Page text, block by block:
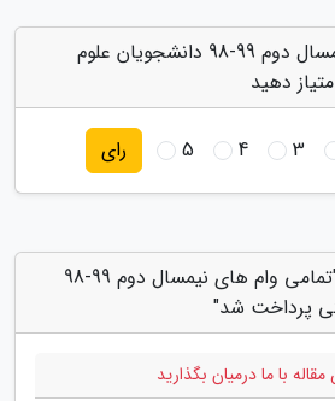
به "تمامی وام های نیمسال دوم 99-98 دانشجویان علوم
دهید
3
4
5 رای
دیدگاه های مرتبط با "تمامی وام های نیمسال دوم 99-98
پرداخت شد"
با ما درمیان بگذارید